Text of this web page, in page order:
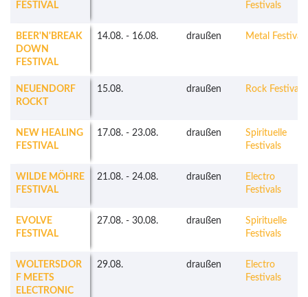
FESTIVAL
Festivals
BEER'N'BREAK
DOWN
FESTIVAL
14.08. - 16.08. draußen Metal Festivals
NEUENDORF
ROCKT
15.08. draußen Rock Festivals
NEW HEALING
FESTIVAL
17.08. - 23.08. draußen
Spirituelle
Festivals
WILDE MÖHRE
FESTIVAL
21.08. - 24.08. draußen
Electro
Festivals
EVOLVE
FESTIVAL
27.08. - 30.08. draußen
Spirituelle
Festivals
WOLTERSDOR
F MEETS
ELECTRONIC
29.08. draußen
Electro
Festivals